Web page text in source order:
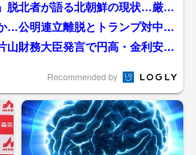
脱北者が語る北朝鮮の現状…厳重
…公明連立離脱とトランプ対中関
山財務大臣発言で円高・金利安に
Recommended by